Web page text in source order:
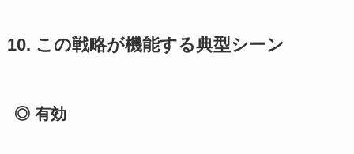
10. この戦略が機能する典型シーン
◎ 有効